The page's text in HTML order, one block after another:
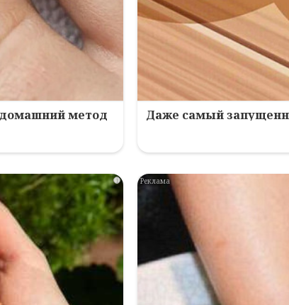
домашний метод Даже самый
i